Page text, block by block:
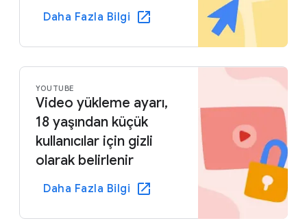
Daha Fazla Bilgi
YOUTUBE
Video yükleme ayarı,
18 yaşından küçük
kullanıcılar için gizli
olarak belirlenir
Daha Fazla Bilgi